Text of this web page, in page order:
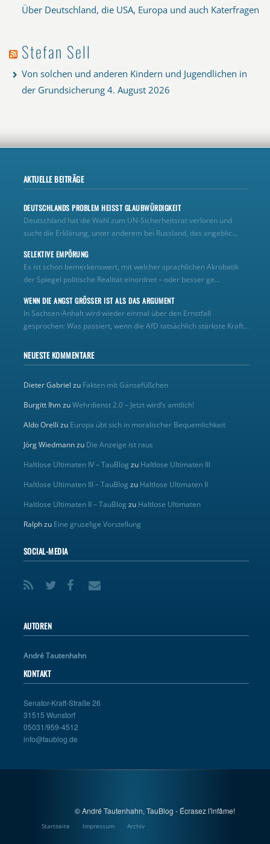
Über Deutschland, die USA, Europa und auch Katerfragen
Stefan Sell
Von solchen und anderen Kindern und Jugendlichen in
der Grundsicherung 4. August 2026
AKTUELLE BEITRÄGE
DEUTSCHLANDS PROBLEM HEISST GLAUBWÜRDIGKEIT
Deutschland hat die Wahl zum UN‑Sicherheitsrat verloren und
sucht die Erklärung, unter anderem bei Russland, das angeblic...
SELEKTIVE EMPÖRUNG
Es ist schon bemerkenswert, mit welcher sprachlichen Akrobatik
der Spiegel politische Realität einordnet – oder besser ge...
WENN DIE ANGST GRÖSSER IST ALS DAS ARGUMENT
In Sachsen-Anhalt wird wieder einmal über den Ernstfall
gesprochen: Was passiert, wenn die AfD tatsächlich stärkste Kraft...
NEUESTE KOMMENTARE
Dieter Gabriel zu Fakten mit Gänsefüßchen
Burgitt IhmzuWehrdienst 2.0 – Jetzt wird’s amtlich!
Aldo Orelli zu Europa übt sich in moralischer Bequemlichkeit
Jörg Wiedmannzu Die Anzeige ist raus
Haltlose Ultimaten IV – TauBlog zu Haltlose Ultimaten III
Haltlose Ultimaten III – TauBlog zu Haltlose Ultimaten II
Haltlose Ultimaten II – TauBlog zu Haltlose Ultimaten
Ralphzu Eine gruselige Vorstellung
SOCIAL-MEDIA
AUTOREN
André Tautenhahn
KONTAKT
Senator-Kraft-Straße 26
31515 Wunstorf
05031/959-4512
info@taublog.de
© André Tautenhahn, TauBlog - Écrasez l'infâme!
Startseite Impressum Archiv